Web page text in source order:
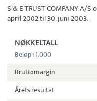
S & E TRUST COMPANY A/S
april 2002 til 30. juni 2003.
NØKKELTALL
Beløp i 1.000
Bruttomargin
Årets resultat